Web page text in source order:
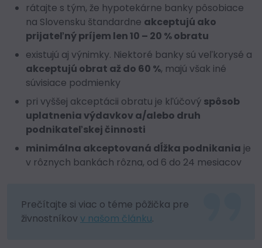
rátajte s tým, že hypotekárne banky pôsobiace
na Slovensku štandardne akceptujú ako
prijateľný príjem len 10 – 20 % obratu
existujú aj výnimky. Niektoré banky sú veľkorysé a
akceptujú obrat až do 60 %, majú však iné
súvisiace podmienky
pri vyššej akceptácii obratu je kľúčový spôsob
uplatnenia výdavkov a/alebo druh
podnikateľskej činnosti
minimálna akceptovaná dĺžka podnikania je
v rôznych bankách rôzna, od 6 do 24 mesiacov
Prečítajte si viac o téme pôžička pre
živnostníkov v našom článku.